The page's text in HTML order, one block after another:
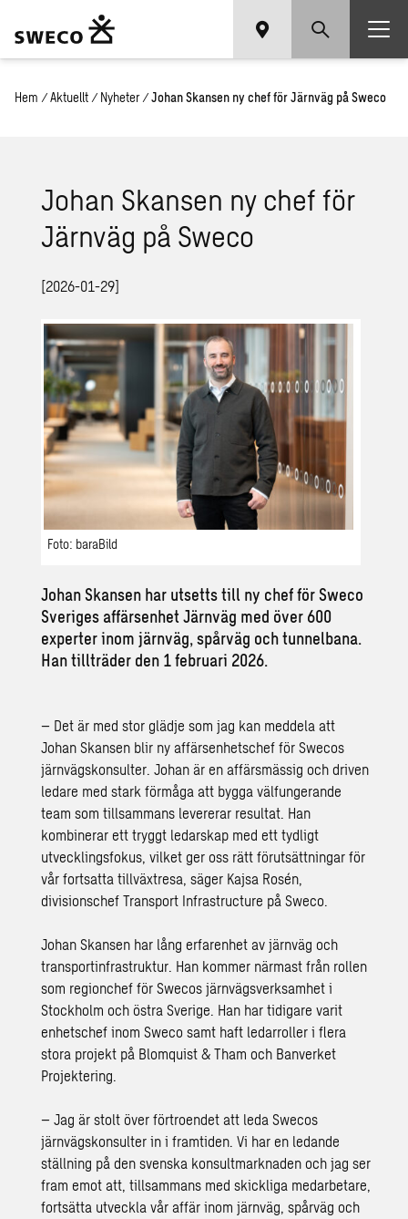
Hem / Aktuellt / Nyheter / Johan Skansen ny chef för Järnväg på Sweco
Johan Skansen ny chef för
Järnväg på Sweco
[2026-01-29]
Foto: baraBild
Johan Skansen har utsetts till ny chef för Sweco
Sveriges affärsenhet Järnväg med över 600
experter inom järnväg, spårväg och tunnelbana.
Han tillträder den 1 februari 2026.
– Det är med stor glädje som jag kan meddela att
Johan Skansen blir ny affärsenhetschef för Swecos
järnvägskonsulter. Johan är en affärsmässig och driven
ledare med stark förmåga att bygga välfungerande
team som tillsammans levererar resultat. Han
kombinerar ett tryggt ledarskap med ett tydligt
utvecklingsfokus, vilket ger oss rätt förutsättningar för
vår fortsatta tillväxtresa, säger Kajsa Rosén,
divisionschef Transport Infrastructure på Sweco.
Johan Skansen har lång erfarenhet av järnväg och
transportinfrastruktur. Han kommer närmast från rollen
som regionchef för Swecos järnvägsverksamhet i
Stockholm och östra Sverige. Han har tidigare varit
enhetschef inom Sweco samt haft ledarroller i flera
stora projekt på Blomquist & Tham och Banverket
Projektering.
– Jag är stolt över förtroendet att leda Swecos
järnvägskonsulter in i framtiden. Vi har en ledande
ställning på den svenska konsultmarknaden och jag ser
fram emot att, tillsammans med skickliga medarbetare,
fortsätta utveckla vår affär inom järnväg, spårväg och